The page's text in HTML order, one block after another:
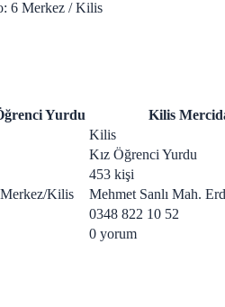
6 Merkez / Kilis
Yurdu
Kilis
Kilis
Kız Öğrenci Yurdu
453 kişi
Kilis
Mehmet Sanlı Mah.
0348 822 10 52
0 yorum